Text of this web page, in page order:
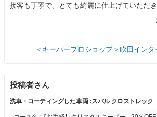
接客も丁寧で、とても綺麗に仕上げていただき
＜キーパープロショップ＞吹田インタ
投稿者さん
洗車・コーティングした車両 :スバル クロストレック